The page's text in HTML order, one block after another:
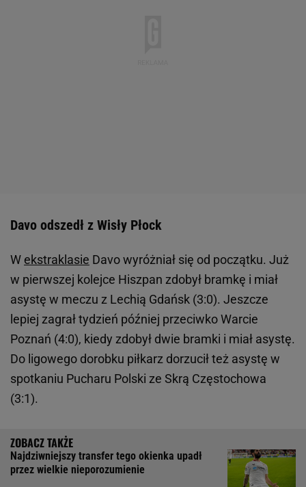
Davo odszedł z Wisły Płock
W ekstraklasie Davo wyróżniał się od początku. Już
w pierwszej kolejce Hiszpan zdobył bramkę i miał
asystę w meczu z Lechią Gdańsk (3:0). Jeszcze
lepiej zagrał tydzień później przeciwko Warcie
Poznań (4:0), kiedy zdobył dwie bramki i miał asystę.
Do ligowego dorobku piłkarz dorzucił też asystę w
spotkaniu Pucharu Polski ze Skrą Częstochowa
(3:1).
Najdziwniejszy transfer tego okienka upadł
przez wielkie nieporozumienie